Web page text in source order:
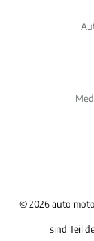
©2026 auto
sind Teil